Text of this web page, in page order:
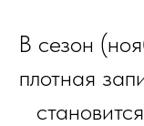
В сезон
плотная